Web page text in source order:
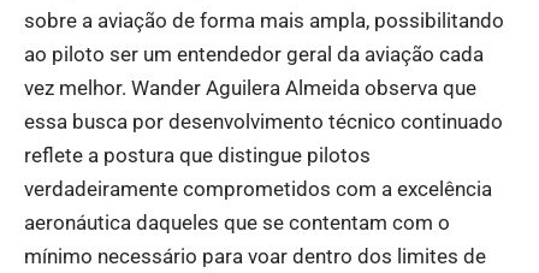
sobre a aviação de forma mais ampla, possibilitando
ao piloto ser um entendedor geral da aviação cada
vez melhor. Wander Aguilera Almeida observa que
essa busca por desenvolvimento técnico continuado
reflete a postura que distingue pilotos
verdadeiramente comprometidos com a excelência
aeronáutica daqueles que se contentam com o
mínimo necessário para voar dentro dos limites de